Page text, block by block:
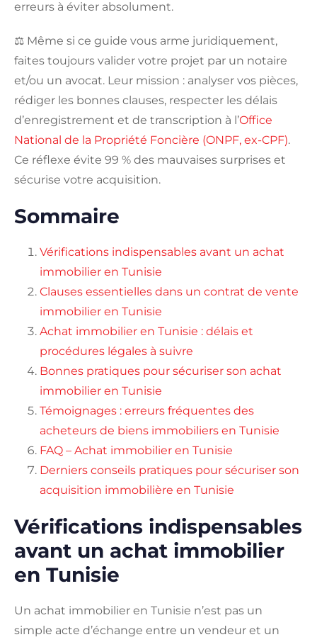
erreurs à éviter absolument.
⚖️ Même si ce guide vous arme juridiquement,
faites toujours valider votre projet par un notaire
et/ou un avocat. Leur mission : analyser vos pièces,
rédiger les bonnes clauses, respecter les délais
d’enregistrement et de transcription à l’Office
National de la Propriété Foncière (ONPF, ex-CPF).
Ce réflexe évite 99 % des mauvaises surprises et
sécurise votre acquisition.
Sommaire
Vérifications indispensables avant un achat
immobilier en Tunisie
Clauses essentielles dans un contrat de vente
immobilier en Tunisie
Achat immobilier en Tunisie : délais et
procédures légales à suivre
Bonnes pratiques pour sécuriser son achat
immobilier en Tunisie
Témoignages : erreurs fréquentes des
acheteurs de biens immobiliers en Tunisie
FAQ – Achat immobilier en Tunisie
Derniers conseils pratiques pour sécuriser son
acquisition immobilière en Tunisie
Vérifications indispensables
avant un achat immobilier
en Tunisie
Un achat immobilier en Tunisie n’est pas un
simple acte d’échange entre un vendeur et un